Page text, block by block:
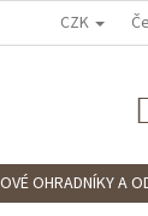
PODMÍNKY
CZK
OHRADNÍKY A